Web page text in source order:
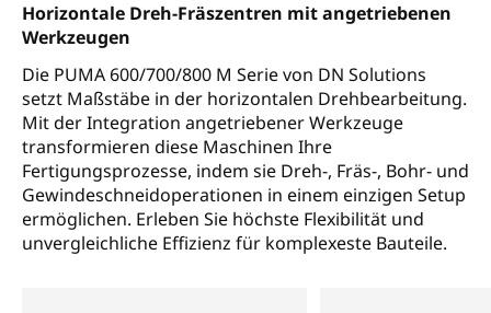
Horizontale Dreh-Fräszentren mit angetriebenen
Werkzeugen
Die PUMA 600/700/800 M Serie von DN Solutions
setzt Maßstäbe in der horizontalen Drehbearbeitung.
Mit der Integration angetriebener Werkzeuge
transformieren diese Maschinen Ihre
Fertigungsprozesse, indem sie Dreh-, Fräs-, Bohr- und
Gewindeschneidoperationen in einem einzigen Setup
ermöglichen. Erleben Sie höchste Flexibilität und
unvergleichliche Effizienz für komplexeste Bauteile.